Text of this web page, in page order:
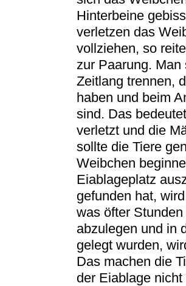
Hinterbeine
verletzen das
vollziehen, so
zur Paarung.
Zeitlang trennen,
haben und beim
sind. Das
verletzt und die
sollte die Tiere
Weibchen
Eiablageplatz
gefunden hat,
was öfter
abzulegen und in
gelegt wurden,
Das machen die
der Eiablage